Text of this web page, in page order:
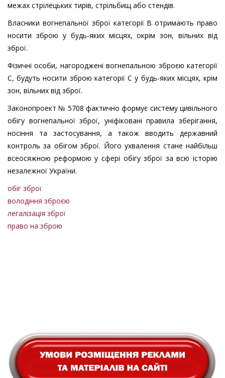
межах стрілецьких тирів, стрільбищ або стендів.
Власники вогнепальної зброї категорії B отримають право
носити зброю у будь-яких місцях, окрім зон, вільних від
зброї.
Фізичні особи, нагороджені вогнепальною зброєю категорії
С, будуть носити зброю категорії С у будь-яких місцях, крім
зон, вільних від зброї.
Законопроект № 5708 фактично формує систему цивільного
обігу вогнепальної зброї, уніфіковані правила зберігання,
носіння та застосування, а також вводить державний
контроль за обігом зброї. Його ухвалення стане найбільш
всеосяжною реформою у сфері обігу зброї за всю історію
незалежної України.
обіг зброї
володіння зброєю
легалізація зброї
право на зброю